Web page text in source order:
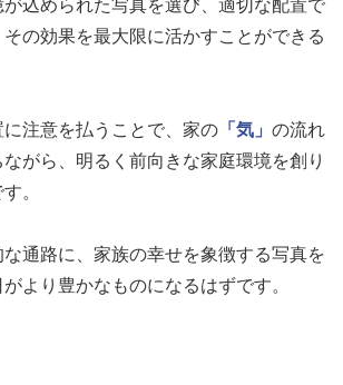
込められた写真を選び、適切な配置で
の効果を最大限に活かすことができる
に注意を払うことで、家の 「気」 の流れ
がら、明るく前向きな家庭環境を創り
。
通路に、家族の幸せを象徴する写真を
より豊かなものになるはずです。